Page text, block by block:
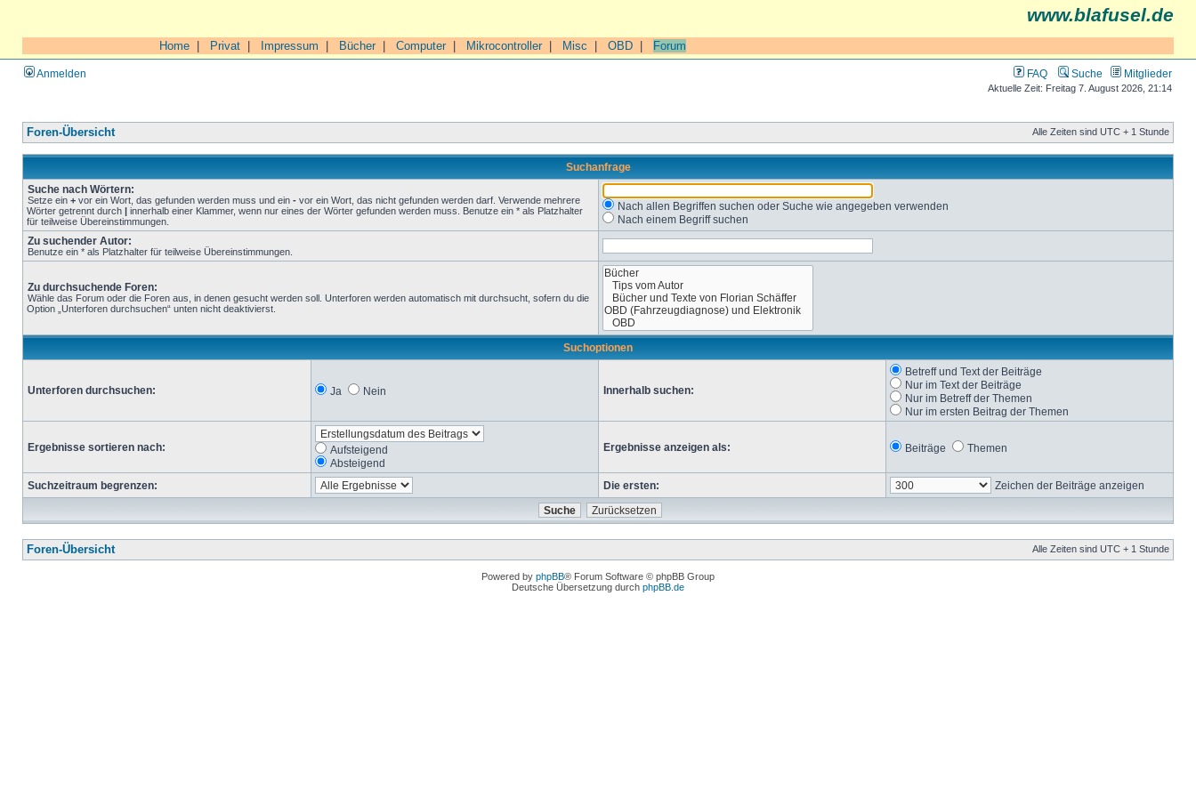
www.blafusel.de
Home Privat Impressum Bücher| Computer| Mikrocontroller| Misc OBD Forum
Anmelden FAQ Suche Mitglieder
Aktuelle Zeit: Freitag 7. August 2026, 21:14
Foren-Übersicht Alle Zeiten sind UTC + 1 Stunde
Suchanfrage
Suche nach Wörtern:
Setze ein + vor ein Wort, das gefunden werden muss und ein - vor ein Wort, das nicht gefunden werden darf. Verwende mehrere
Wörter getrennt durch | innerhalb einer Klammer, wenn nur eines der Wörter gefunden werden muss. Benutze ein * als Platzhalter
für teilweise Übereinstimmungen.
Nach allen Begriffen suchen oder Suche wie angegeben verwenden
Nach einem Begriff suchen
Zu suchender Autor:
Benutze ein * als Platzhalter für teilweise Übereinstimmungen.
Zu durchsuchende Foren:
Wähle das Forum oder die Foren aus, in denen gesucht werden soll. Unterforen werden automatisch mit durchsucht, sofern du die
Option „Unterforen durchsuchen“ unten nicht deaktivierst.
Suchoptionen
Unterforen durchsuchen: Ja Nein Innerhalb suchen:
Betreff und Text der Beiträge
Nur im Text der Beiträge
Nur im Betreff der Themen
Nur im ersten Beitrag der Themen
Ergebnisse sortieren nach:
Aufsteigend
Absteigend
Ergebnisse anzeigen als: Beiträge Themen
Suchzeitraum begrenzen: Die ersten: Zeichen der Beiträge anzeigen
Foren-Übersicht Alle Zeiten sind UTC + 1 Stunde
Powered by phpBB® Forum Software © phpBB Group
Deutsche Übersetzung durch phpBB.de